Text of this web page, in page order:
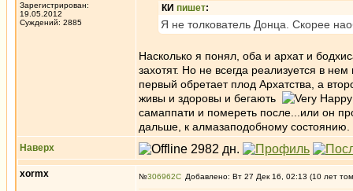
Зарегистрирован:
19.05.2012
Суждений: 2885
КИ пишет:
Я не толкователь Донца. Скорее
Насколько я понял, оба и архат и
захотят. Но не всегда реализуется в
первый обретает плод Архатства, а
живы и здоровы и бегають
самаппати и помереть после...или он
дальше, к алмазаподобному
Наверх
xormx №306962 Добавлено: Вт 27 Дек 16, 02:13 (10 лет